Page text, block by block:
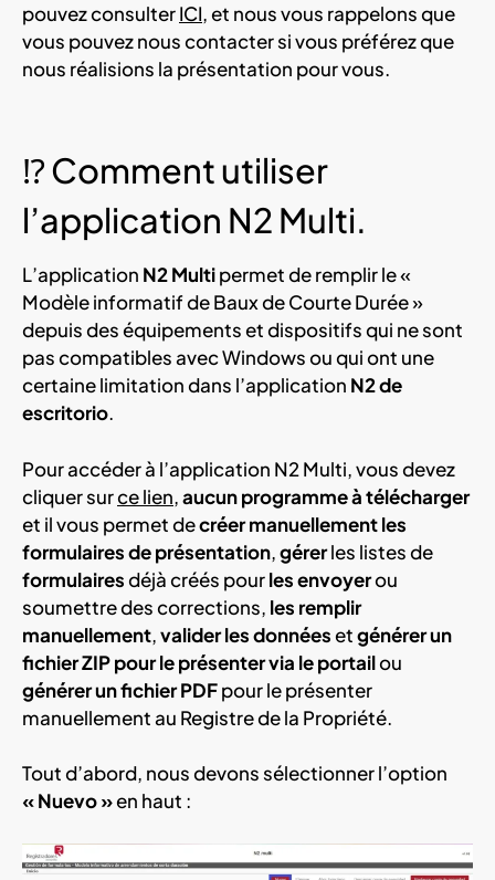
pouvez consulterICI, et nous vous rappelons que
vous pouvez nous contacter si vous préférez que
nous réalisions la présentation pour vous.
⁉ Comment utiliser
l’application N2 Multi.
L’application N2 Multipermet de remplir le «
Modèle informatif de Baux de Courte Durée »
depuis des équipements et dispositifs qui ne sont
pas compatibles avec Windows ou qui ont une
certaine limitation dans l’application N2 de
escritorio.
Pour accéder à l’application N2 Multi, vous devez
cliquer surce lien,aucun programme à télécharger
et il vous permet decréer manuellement les
formulaires de présentation,gérerles listes de
formulairesdéjà créés pourles envoyerou
soumettre des corrections, les remplir
manuellement,valider les donnéesetgénérer un
fichier ZIP pour le présenter via le portailou
générer un fichier PDFpour le présenter
manuellement au Registre de la Propriété.
Tout d’abord, nous devons sélectionner l’option
« Nuevo »en haut :